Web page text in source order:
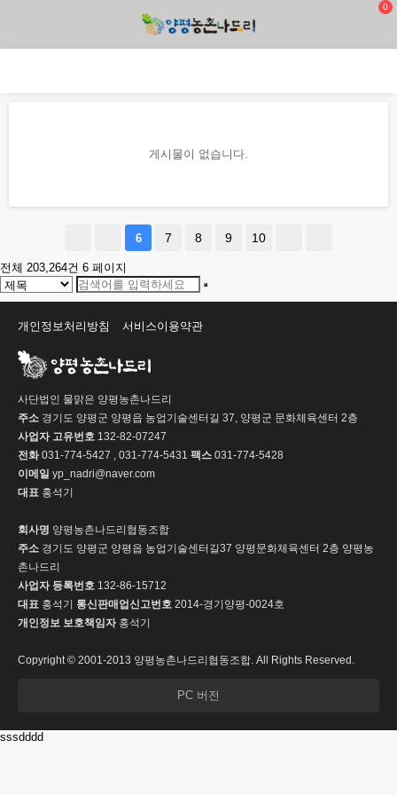
0
게시물이 없습니다.
6 7 8 9 10
전체 203,264건 6 페이지
개인정보처리방침 서비스이용약관
사단법인 물맑은 양평농촌나드리
주소 경기도 양평군 양평읍 농업기술센터길 37, 양평군 문화체육센터 2층
사업자 고유번호 132-82-07247
전화031-774-5427 , 031-774-5431 팩스 031-774-5428
이메일 yp_nadri@naver.com
대표 홍석기
회사명 양평농촌나드리협동조합
주소 경기도 양평군 양평읍 농업기술센터길37 양평문화체육센터 2층 양평농
촌나드리
사업자 등록번호 132-86-15712
대표 홍석기 통신판매업신고번호 2014-경기양평-0024호
개인정보 보호책임자홍석기
Copyright © 2001-2013 양평농촌나드리협동조합. All Rights Reserved.
PC 버전
sssdddd